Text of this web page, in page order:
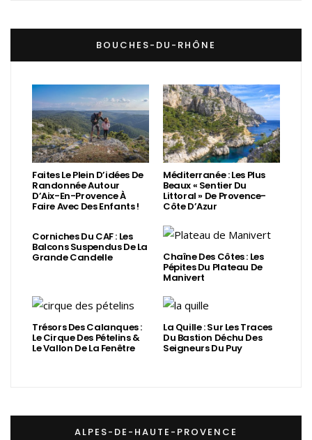
BOUCHES-DU-RHÔNE
Faites Le Plein D’idées De
Randonnée Autour
D’Aix-En-Provence À
Faire Avec Des Enfants !
Méditerranée : Les Plus
Beaux « Sentier Du
Littoral » De Provence-
Côte D’Azur
Corniches Du CAF : Les
Balcons Suspendus De La
Grande Candelle Chaîne Des Côtes : Les
Pépites Du Plateau De
Manivert
Trésors Des Calanques :
Le Cirque Des Pételins &
Le Vallon De La Fenêtre
La Quille : Sur Les Traces
Du Bastion Déchu Des
Seigneurs Du Puy
ALPES-DE-HAUTE-PROVENCE